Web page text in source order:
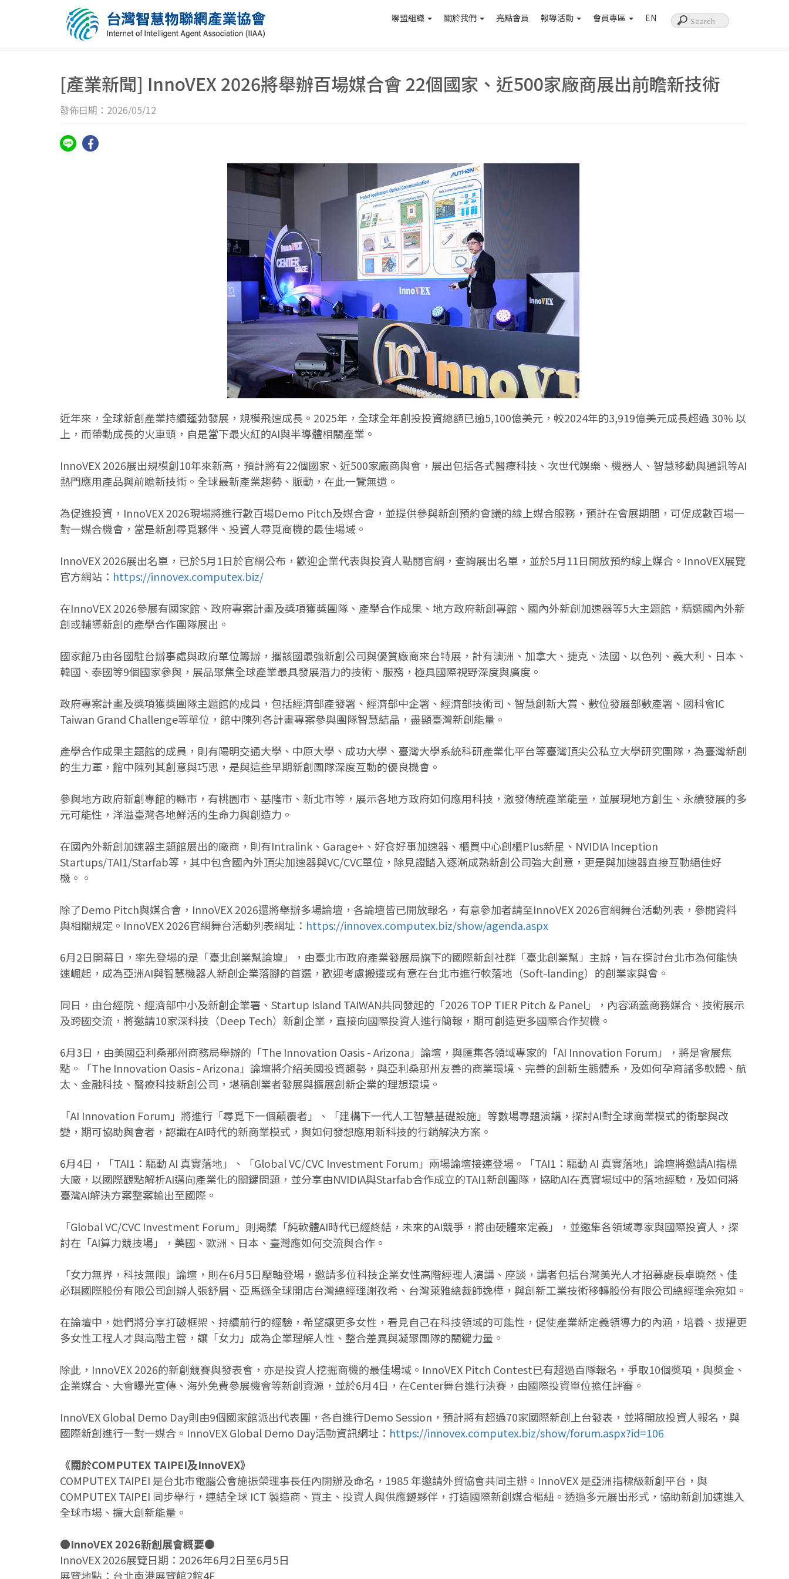
聯盟組織 關於我們 亮點會員 報導活動 會員專區 EN
[產業新聞] InnoVEX 2026將舉辦百場媒合會 22個國家、近500家廠商展出前瞻新技術
發佈日期：2026/05/12
近年來，全球新創產業持續蓬勃發展，規模飛速成長。2025年，全球全年創投投資總額已逾5,100億美元，較2024年的3,919億美元成長超過 30% 以
上，而帶動成長的火車頭，自是當下最火紅的AI與半導體相關產業。
InnoVEX 2026展出規模創10年來新高，預計將有22個國家、近500家廠商與會，展出包括各式醫療科技、次世代娛樂、機器人、智慧移動與通訊等AI
熱門應用產品與前瞻新技術。全球最新產業趨勢、脈動，在此一覽無遺。
為促進投資，InnoVEX 2026現場將進行數百場Demo Pitch及媒合會，並提供參與新創預約會議的線上媒合服務，預計在會展期間，可促成數百場一
對一媒合機會，當是新創尋覓夥伴、投資人尋覓商機的最佳場域。
InnoVEX 2026展出名單，已於5月1日於官網公布，歡迎企業代表與投資人點閱官網，查詢展出名單，並於5月11日開放預約線上媒合。InnoVEX展覽
官方網站： https://innovex.computex.biz/
在InnoVEX 2026參展有國家館、政府專案計畫及獎項獲獎團隊、產學合作成果、地方政府新創專館、國內外新創加速器等5大主題館，精選國內外新
創或輔導新創的產學合作團隊展出。
國家館乃由各國駐台辦事處與政府單位籌辦，攜該國最強新創公司與優質廠商來台特展，計有澳洲、加拿大、捷克、法國、以色列、義大利、日本、
韓國、泰國等9個國家參與，展品聚焦全球產業最具發展潛力的技術、服務，極具國際視野深度與廣度。
政府專案計畫及獎項獲獎團隊主題館的成員，包括經濟部產發署、經濟部中企署、經濟部技術司、智慧創新大賞、數位發展部數產署、國科會IC
Taiwan Grand Challenge等單位，館中陳列各計畫專案參與團隊智慧結晶，盡顯臺灣新創能量。
產學合作成果主題館的成員，則有陽明交通大學、中原大學、成功大學、臺灣大學系統科研產業化平台等臺灣頂尖公私立大學研究團隊，為臺灣新創
的生力軍，館中陳列其創意與巧思，是與這些早期新創團隊深度互動的優良機會。
參與地方政府新創專館的縣市，有桃園市、基隆市、新北市等，展示各地方政府如何應用科技，激發傳統產業能量，並展現地方創生、永續發展的多
元可能性，洋溢臺灣各地鮮活的生命力與創造力。
在國內外新創加速器主題館展出的廠商，則有Intralink、Garage+、好食好事加速器、櫃買中心創櫃Plus新星、NVIDIA Inception
Startups/TAI1/Starfab等，其中包含國內外頂尖加速器與VC/CVC單位，除見證踏入逐漸成熟新創公司強大創意，更是與加速器直接互動絕佳好
機。。
除了Demo Pitch與媒合會，InnoVEX 2026還將舉辦多場論壇，各論壇皆已開放報名，有意參加者請至InnoVEX 2026官網舞台活動列表，參閱資料
與相關規定。InnoVEX 2026官網舞台活動列表網址： https://innovex.computex.biz/show/agenda.aspx
6月2日開幕日，率先登場的是「臺北創業幫論壇」，由臺北市政府產業發展局旗下的國際新創社群「臺北創業幫」主辦，旨在探討台北市為何能快
速崛起，成為亞洲AI與智慧機器人新創企業落腳的首選，歡迎考慮搬遷或有意在台北市進行軟落地（Soft-landing）的創業家與會。
同日，由台經院、經濟部中小及新創企業署、Startup Island TAIWAN共同發起的「2026 TOP TIER Pitch & Panel」，內容涵蓋商務媒合、技術展示
及跨國交流，將邀請10家深科技（Deep Tech）新創企業，直接向國際投資人進行簡報，期可創造更多國際合作契機。
6月3日，由美國亞利桑那州商務局舉辦的「The Innovation Oasis - Arizona」論壇，與匯集各領域專家的「AI Innovation Forum」，將是會展焦
點。「The Innovation Oasis - Arizona」論壇將介紹美國投資趨勢，與亞利桑那州友善的商業環境、完善的創新生態體系，及如何孕育諸多軟體、航
太、金融科技、醫療科技新創公司，堪稱創業者發展與擴展創新企業的理想環境。
「AI Innovation Forum」將進行「尋覓下一個顛覆者」、「建構下一代人工智慧基礎設施」等數場專題演講，探討AI對全球商業模式的衝擊與改
變，期可協助與會者，認識在AI時代的新商業模式，與如何發想應用新科技的行銷解決方案。
6月4日，「TAI1：驅動 AI 真實落地」、「Global VC/CVC Investment Forum」兩場論壇接連登場。「TAI1：驅動 AI 真實落地」論壇將邀請AI指標
大廠，以國際觀點解析AI邁向產業化的關鍵問題，並分享由NVIDIA與Starfab合作成立的TAI1新創團隊，協助AI在真實場域中的落地經驗，及如何將
臺灣AI解決方案整案輸出至國際。
「Global VC/CVC Investment Forum」則揭櫫「純軟體AI時代已經終結，未來的AI競爭，將由硬體來定義」，並邀集各領域專家與國際投資人，探
討在「AI算力競技場」，美國、歐洲、日本、臺灣應如何交流與合作。
「女力無界，科技無限」論壇，則在6月5日壓軸登場，邀請多位科技企業女性高階經理人演講、座談，講者包括台灣美光人才招募處長卓曉然、佳
必琪國際股份有限公司創辦人張舒眉、亞馬遜全球開店台灣總經理謝孜希、台灣萊雅總裁師逸樺，與創新工業技術移轉股份有限公司總經理余宛如。
在論壇中，她們將分享打破框架、持續前行的經驗，希望讓更多女性，看見自己在科技領域的可能性，促使產業新定義領導力的內涵，培養、拔擢更
多女性工程人才與高階主管，讓「女力」成為企業理解人性、整合差異與凝聚團隊的關鍵力量。
除此，InnoVEX 2026的新創競賽與發表會，亦是投資人挖掘商機的最佳場域。InnoVEX Pitch Contest已有超過百隊報名，爭取10個獎項，與獎金、
企業媒合、大會曝光宣傳、海外免費參展機會等新創資源，並於6月4日，在Center舞台進行決賽，由國際投資單位擔任評審。
InnoVEX Global Demo Day則由9個國家館派出代表團，各自進行Demo Session，預計將有超過70家國際新創上台發表，並將開放投資人報名，與
國際新創進行一對一媒合。InnoVEX Global Demo Day活動資訊網址： https://innovex.computex.biz/show/forum.aspx?id=106
《關於COMPUTEX TAIPEI及InnoVEX》
COMPUTEX TAIPEI 是台北市電腦公會施振榮理事長任內開辦及命名，1985 年邀請外貿協會共同主辦。InnoVEX 是亞洲指標級新創平台，與
COMPUTEX TAIPEI 同步舉行，連結全球 ICT 製造商、買主、投資人與供應鏈夥伴，打造國際新創媒合樞紐。透過多元展出形式，協助新創加速進入
全球市場、擴大創新能量。
●InnoVEX 2026新創展會概要●
InnoVEX 2026展覽日期：2026年6月2日至6月5日
展覽地點：台北南港展覽館2館4F